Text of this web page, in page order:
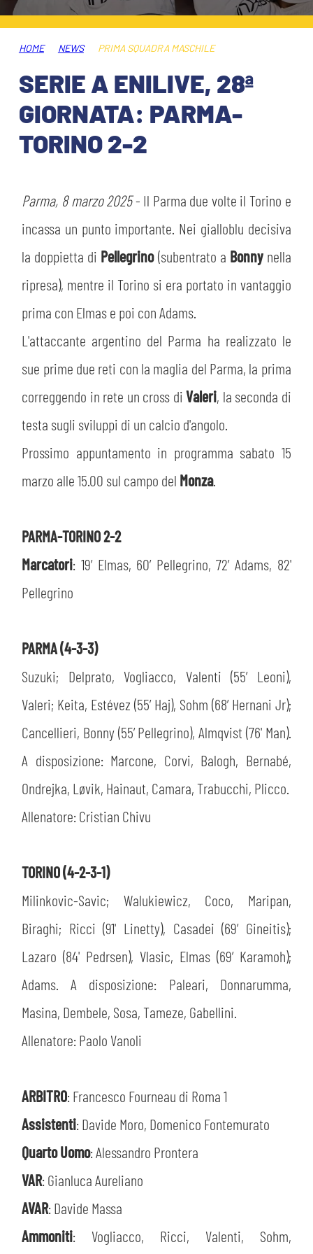
ABBONAMENTI
INFO BIGLIETTI
MUSEUM CLUB EXPERIENCE
TARDINI CARD
TRASFERTE
TICKET GIFT CARD
SHOP
HOSPITALITY
HOSPITALITY
MUSEUM CLUB EXPERIENCE
ESPORTS
ORGANIGRAMMA
MUTTI TRAINING CENTER
MUSEO
LAVORA CON NOI
STADIO TARDINI
PLAY GREEN
CSR
ACADEMY
LEGENDS
MEDIA
HOME NEWS PRIMA SQUADRA MASCHILE
SERIE A ENILIVE, 28ª
GIORNATA: PARMA-
TORINO 2-2
Parma, 8 marzo 2025- Il Parma due volte il Torino e
incassa un punto importante. Nei gialloblu decisiva
la doppietta di Pellegrino(subentrato a Bonny nella
ripresa), mentre il Torino si era portato in vantaggio
prima con Elmas e poi con Adams.
L'attaccante argentino del Parma ha realizzato le
sue prime due reti con la maglia del Parma, la prima
correggendo in rete un cross diValeri, la seconda di
testa sugli sviluppi di un calcio d'angolo.
Prossimo appuntamento in programma sabato 15
marzo alle 15.00 sul campo del Monza.
PARMA-TORINO 2-2
Marcatori: 19’ Elmas, 60’ Pellegrino, 72’ Adams, 82'
Pellegrino
PARMA (4-3-3)
Suzuki; Delprato, Vogliacco, Valenti (55’ Leoni),
Valeri; Keita, Estévez (55’ Haj), Sohm (68’ Hernani Jr);
Cancellieri, Bonny (55’ Pellegrino), Almqvist (76' Man).
A disposizione: Marcone, Corvi, Balogh, Bernabé,
Ondrejka, Løvik, Hainaut, Camara, Trabucchi, Plicco.
Allenatore: Cristian Chivu
TORINO (4-2-3-1)
Milinkovic-Savic; Walukiewicz, Coco, Maripan,
Biraghi; Ricci (91' Linetty), Casadei (69’ Gineitis);
Lazaro (84' Pedrsen), Vlasic, Elmas (69’ Karamoh);
Adams. A disposizione: Paleari, Donnarumma,
Masina, Dembele, Sosa, Tameze, Gabellini.
Allenatore: Paolo Vanoli
ARBITRO: Francesco Fourneau di Roma 1
Assistenti: Davide Moro, Domenico Fontemurato
Quarto Uomo: Alessandro Prontera
VAR: Gianluca Aureliano
AVAR: Davide Massa
Ammoniti: Vogliacco, Ricci, Valenti, Sohm,